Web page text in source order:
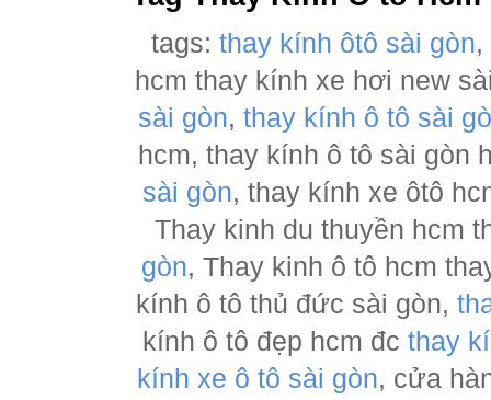
tags:thay kính ôtô sài gòn,
hcm thay kính xe hơi new
sài gòn,thay kính ô tô sài
hcm, thay kính ô tô sài gòn
sài gòn, thay kính xe ôtô
Thay kinh du thuyền hcm
gòn, Thay kinh ô tô hcm
kính ô tô thủ đức sài gòn,
kính ô tô đẹp hcm đc thay
kính xe ô tô sài gòn, cửa